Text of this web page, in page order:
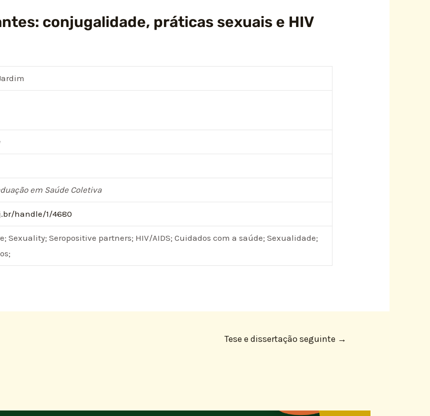
conjugalidade, práticas sexuais e HIV
em Saúde Coletiva
handle/1/4680
Sexuality; Seropositive partners; HIV/AIDS; Cuidados com a saúde; Sexualidade;
Tese e dissertação seguinte →